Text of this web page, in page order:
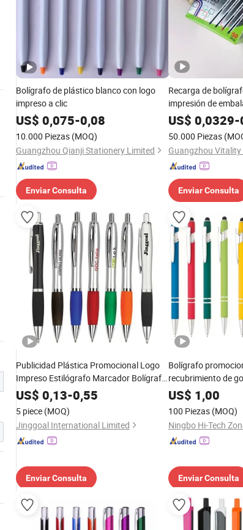
Bolígrafo de plástico blanco con logo
impreso a clic
US$ 0,075-0,08
10.000 Piezas (MOQ)
Guangzhou Qianji Stationery Limited
Enviar Consulta
Recarga de
impresión de
para oficina /
US$ 0,0329-
50.000 Piezas
Enviar Consulta
Publicidad Plástica Promocional Logo
Impreso Estilógrafo Marcador Bolígrafo
Punta de Bola
US$ 0,13-0,55
5 piece (MOQ)
Jinggoal International Limited
Enviar Consulta
Bolígrafo
recubrimiento de
de metal con logo
US$ 1,00
100 Piezas (MOQ)
Enviar Consulta